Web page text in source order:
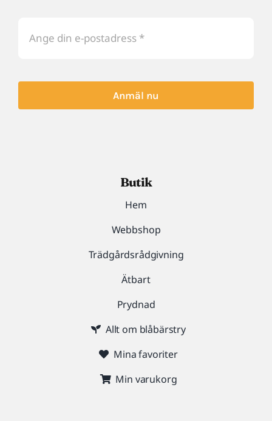
Anmäl nu
Butik
Hem
Webbshop
Trädgårdsrådgivning
Ätbart
Prydnad
Allt om blåbärstry
Mina favoriter
Min varukorg